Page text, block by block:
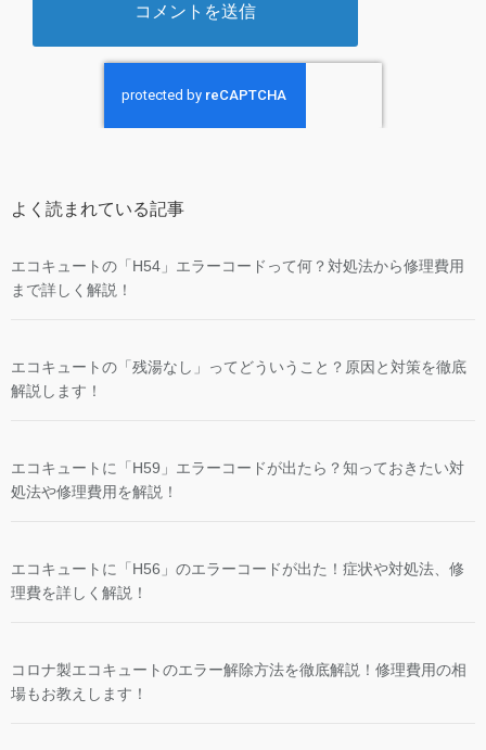
よく読まれている記事
エコキュートの「H54」エラーコードって何？対処法から修理費用
まで詳しく解説！
エコキュートの「残湯なし」ってどういうこと？原因と対策を徹底
解説します！
エコキュートに「H59」エラーコードが出たら？知っておきたい対
処法や修理費用を解説！
エコキュートに「H56」のエラーコードが出た！症状や対処法、修
理費を詳しく解説！
コロナ製エコキュートのエラー解除方法を徹底解説！修理費用の相
場もお教えします！